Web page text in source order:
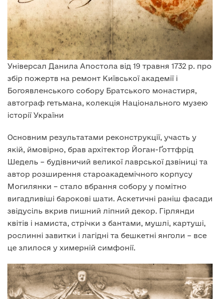
Універсал Данила Апостола від 19 травня 1732 р. про
збір пожертв на ремонт Київської академії і
Богоявленського собору Братського монастиря,
автограф гетьмана, колекція Національного музею
історії України
Основним результатами реконструкції, участь у
якій, ймовірно, брав архітектор Йоган-Ґоттфрід
Шедель – будівничий великої лаврської дзвіниці та
автор розширення староакадемічного корпусу
Могилянки – стало вбрання собору у помітно
вигадливіші барокові шати. Аскетичні раніш фасади
звідусіль вкрив пишний ліпний декор. Гірлянди
квітів і намиста, стрічки з бантами, мушлі, картуші,
рослинні завитки і лагідні та бешкетні янголи – все
це злилося у химерній симфонії.